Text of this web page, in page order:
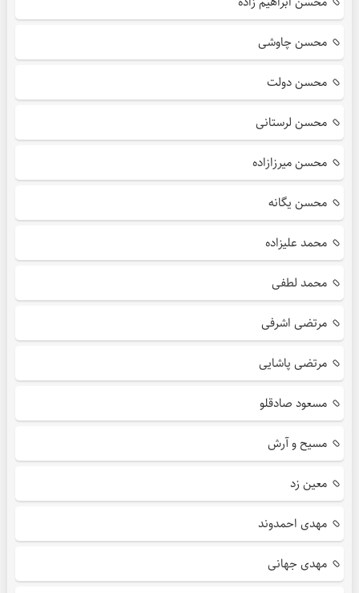
محسن چاوشی
محسن دولت
محسن لرستانی
محسن میرزازاده
محسن یگانه
محمد علیزاده
محمد لطفی
مرتضی اشرفی
مرتضی پاشایی
مسعود صادقلو
مسیح و آرش
معین زد
مهدی احمدوند
مهدی جهانی